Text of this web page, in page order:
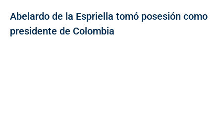
Abelardo de la Espriella tomó posesión como
presidente de Colombia